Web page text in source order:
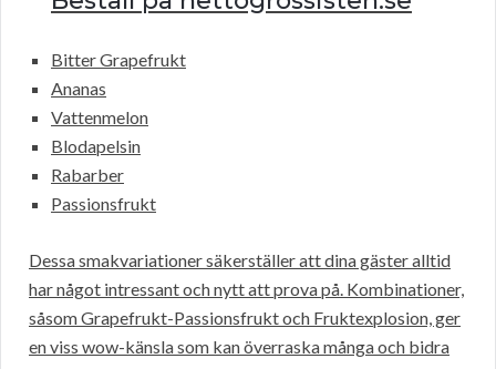
Bitter Grapefrukt
Ananas
Vattenmelon
Blodapelsin
Rabarber
Passionsfrukt
Dessa smakvariationer säkerställer att dina gäster alltid
har något intressant och nytt att prova på. Kombinationer,
såsom Grapefrukt-Passionsfrukt och Fruktexplosion, ger
en viss wow-känsla som kan överraska många och bidra